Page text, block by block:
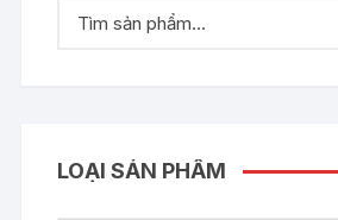
LOẠI SẢN PHẨM